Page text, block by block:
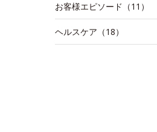
お客様エピソード（11）
ヘルスケア（18）